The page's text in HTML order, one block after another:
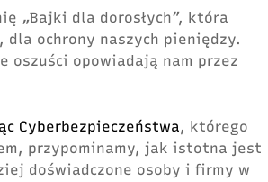
„Bajki dla dorosłych”, która
dla ochrony naszych pieniędzy.
oszuści opowiadają nam przez
Cyberbezpieczeństwa, którego
przypominamy, jak istotna jest
doświadczone osoby i firmy w